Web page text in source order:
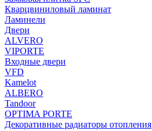
Кварцвиниловый ламинат
Ламинели
Двери
ALVERO
VIPORTE
Входные двери
VFD
Kamelot
ALBERO
Tandoor
OPTIMA PORTE
Декоративные радиаторы отопления